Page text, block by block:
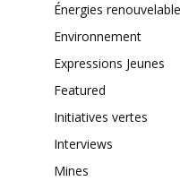
Énergies
Environnement
Expressions Jeunes
Featured
Initiatives vertes
Interviews
Mines